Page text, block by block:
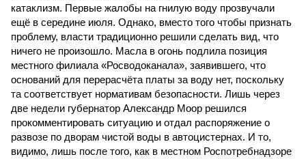
катаклизм. Первые жалобы на гнилую воду прозвучали
ещё в середине июля. Однако, вместо того чтобы признать
проблему, власти традиционно решили сделать вид, что
ничего не произошло. Масла в огонь подлила позиция
местного филиала «Росводоканала», заявившего, что
оснований для перерасчёта платы за воду нет, поскольку
та соответствует нормативам безопасности. Лишь через
две недели губернатор Александр Моор решился
прокомментировать ситуацию и отдал распоряжение о
развозе по дворам чистой воды в автоцистернах. И то,
видимо, лишь после того, как в местном Роспотребнадзоре